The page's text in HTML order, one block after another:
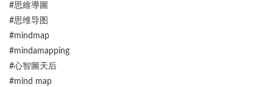
#思維導圖
#思维导图
#mindmap
#mindamapping
#心智圖天后
#mind map